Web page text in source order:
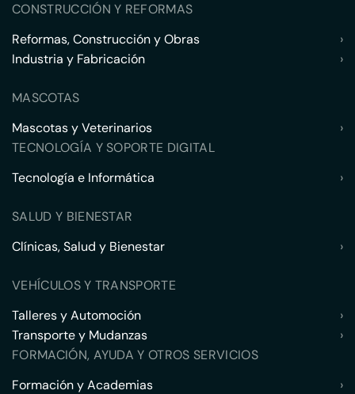
CONSTRUCCIÓN Y REFORMAS
Reformas, Construcción y Obras
›
Industria y Fabricación
›
MASCOTAS
Mascotas y Veterinarios
›
TECNOLOGÍA Y SOPORTE DIGITAL
Tecnología e Informática
›
SALUD Y BIENESTAR
Clínicas, Salud y Bienestar
›
VEHÍCULOS Y TRANSPORTE
Talleres y Automoción
›
Transporte y Mudanzas
›
FORMACIÓN, AYUDA Y OTROS SERVICIOS
Formación y Academias
›